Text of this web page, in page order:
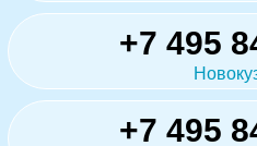
+7 495
+7 495